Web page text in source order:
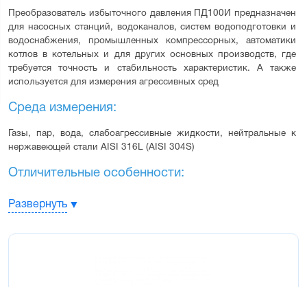
Преобразователь избыточного давления ПД100И предназначен
для насосных станций, водоканалов, систем водоподготовки и
водоснабжения, промышленных компрессорных, автоматики
котлов в котельных и для других основных производств, где
требуется точность и стабильность характеристик. А также
используется для измерения агрессивных сред
Среда измерения:
Газы, пар, вода, слабоагрессивные жидкости, нейтральные к
нержавеющей стали AISI 316L (AISI 304S)
Отличительные особенности:
лазерной сваркой
Развернуть